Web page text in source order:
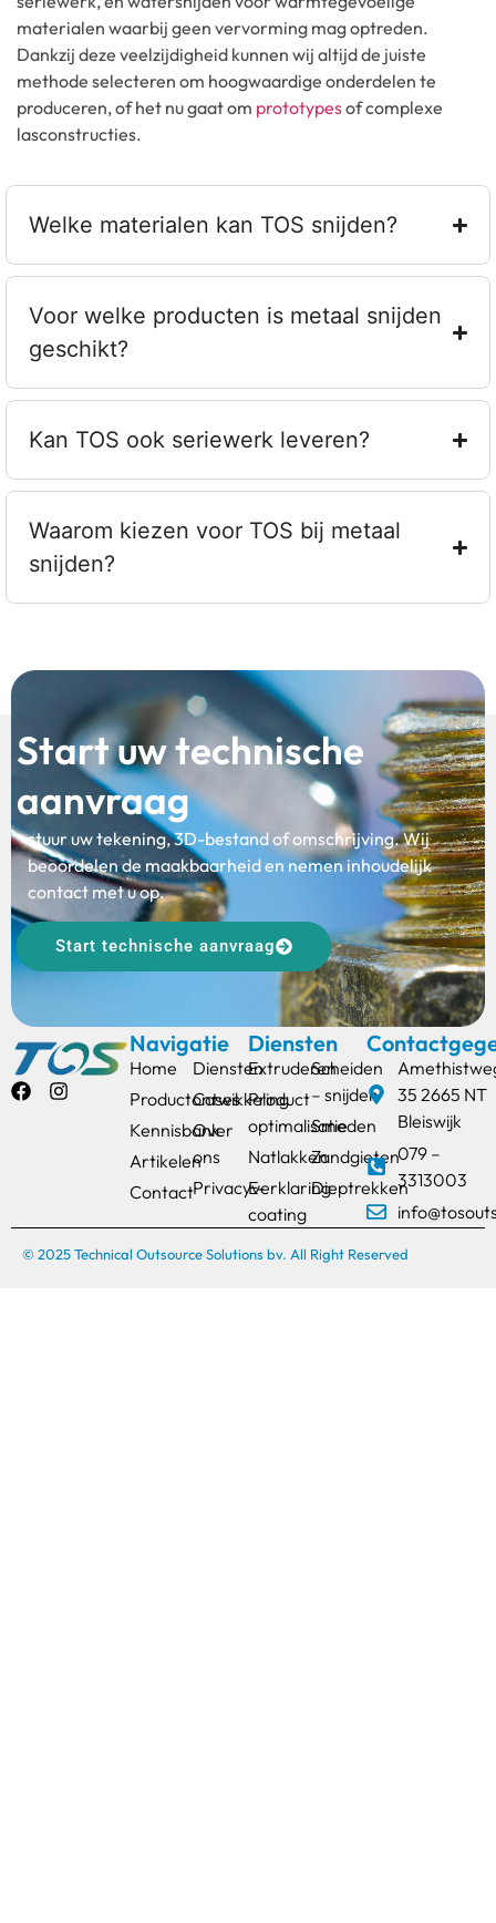
materialen waarbij geen vervorming mag optreden.
Dankzij deze veelzijdigheid kunnen wij altijd de juiste
methode selecteren om hoogwaardige onderdelen te
produceren, of het nu gaat om prototypesof complexe
lasconstructies.
Welke materialen kan TOS snijden?
Voor welke producten is metaal snijden
geschikt?
Kan TOS ook seriewerk leveren?
Waarom kiezen voor TOS bij metaal
snijden?
Start uw technische
aanvraag
stuur uw tekening, 3D-bestand of omschrijving. Wij
beoordelen de maakbaarheid en nemen inhoudelijk
contact met u op.
Start technische aanvraag
Navigatie
Home
Productontwikkeling
Kennisbank
Artikelen
Contact
Diensten
Cases
Over
ons
Privacyverklaring
Diensten
Extruderen
Product
optimalisatie
Natlakken
E-
coating
Scheiden
– snijden
Smeden
Zandgieten
Dieptrekken
35 2665 NT
Bleiswijk
079 –
3313003
© 2025 Technical Outsource Solutions bv. All Right Reserved